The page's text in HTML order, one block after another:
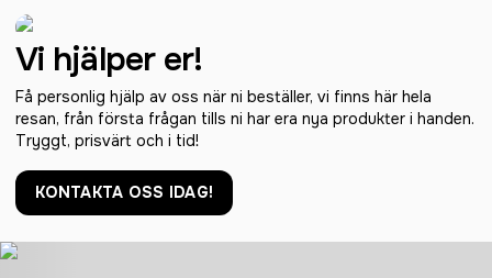
Vi hjälper er!
Få personlig hjälp av oss när ni beställer, vi finns här hela
resan, från första frågan tills ni har era nya produkter i handen.
Tryggt, prisvärt och i tid!
KONTAKTA OSS IDAG!